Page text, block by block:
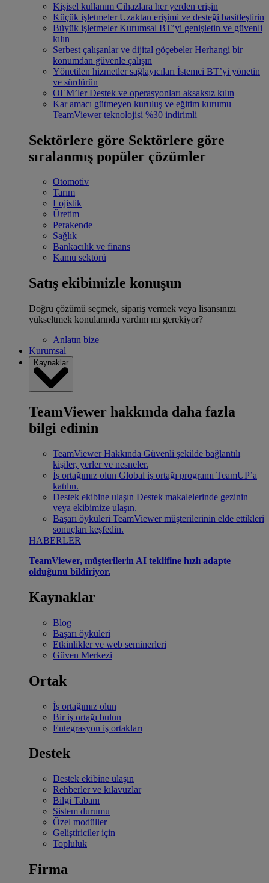
Kişisel kullanım Cihazlara her yerden erişin
Küçük işletmeler Uzaktan erişimi ve desteği basitleştirin
Büyük işletmeler Kurumsal BT’yi genişletin ve güvenli
kılın
Serbest çalışanlar ve dijital göçebeler Herhangi bir
konumdan güvenle çalışın
Yönetilen hizmetler sağlayıcıları İstemci BT’yi yönetin
ve sürdürün
OEM’ler Destek ve operasyonları aksaksız kılın
Kar amacı gütmeyen kuruluş ve eğitim kurumu
TeamViewer teknolojisi %30 indirimli
Sektörlere göre Sektörlere göre
sıralanmış popüler çözümler
Otomotiv
Tarım
Lojistik
Üretim
Perakende
Sağlık
Bankacılık ve finans
Kamu sektörü
Satış ekibimizle konuşun
Doğru çözümü seçmek, sipariş vermek veya lisansınızı
yükseltmek konularında yardım mı gerekiyor?
Anlatın bize
Kurumsal
Kaynaklar
TeamViewer hakkında daha fazla
bilgi edinin
TeamViewer Hakkında Güvenli şekilde bağlantılı
kişiler, yerler ve nesneler.
İş ortağımız olun Global iş ortağı programı TeamUP’a
katılın.
Destek ekibine ulaşın Destek makalelerinde gezinin
veya ekibimize ulaşın.
Başarı öyküleri TeamViewer müşterilerinin elde ettikleri
sonuçları keşfedin.
HABERLER
TeamViewer, müşterilerin AI teklifine hızlı adapte
olduğunu bildiriyor.
Kaynaklar
Blog
Başarı öyküleri
Etkinlikler ve web seminerleri
Güven Merkezi
Ortak
İş ortağımız olun
Bir iş ortağı bulun
Entegrasyon iş ortakları
Destek
Destek ekibine ulaşın
Rehberler ve kılavuzlar
Bilgi Tabanı
Sistem durumu
Özel modüller
Geliştiriciler için
Topluluk
Firma